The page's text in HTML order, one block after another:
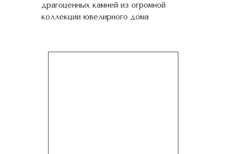
драгоценных камней из огромной
коллекции ювелирного дома